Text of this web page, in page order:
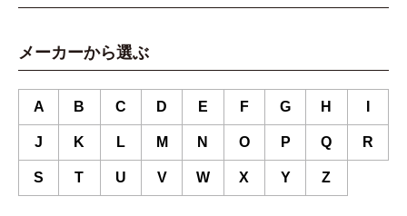
メーカーから選ぶ
A B C D E F G H
J K L M N O P Q R
S T U V W X Y Z